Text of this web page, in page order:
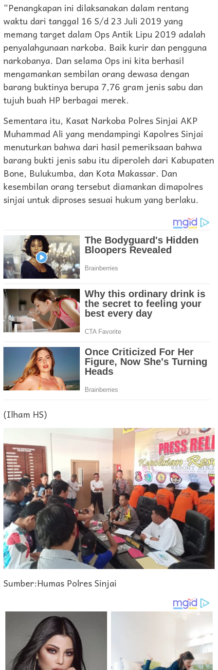
“Penangkapan ini dilaksanakan dalam rentang
waktu dari tanggal 16 S/d 23 Juli 2019 yang
memang target dalam Ops Antik Lipu 2019 adalah
penyalahgunaan narkoba. Baik kurir dan pengguna
narkobanya. Dan selama Ops ini kita berhasil
mengamankan sembilan orang dewasa dengan
barang buktinya berupa 7,76 gram jenis sabu dan
tujuh buah HP berbagai merek.
Sementara itu, Kasat Narkoba Polres Sinjai AKP
Muhammad Ali yang mendampingi Kapolres Sinjai
menuturkan bahwa dari hasil pemeriksaan bahwa
barang bukti jenis sabu itu diperoleh dari Kabupaten
Bone, Bulukumba, dan Kota Makassar. Dan
kesembilan orang tersebut diamankan dimapolres
sinjai untuk diproses sesuai hukum yang berlaku.
(Ilham HS)
Sumber:Humas Polres Sinjai